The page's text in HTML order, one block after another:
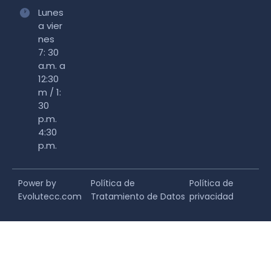
Lunes
a vier
nes
7: 30
a.m. a
12:30
m / 1:
30
p.m.
4:30
p.m.
Power by
Evolutecc.com
Política de
Tratamiento de Datos
Política de
privacidad